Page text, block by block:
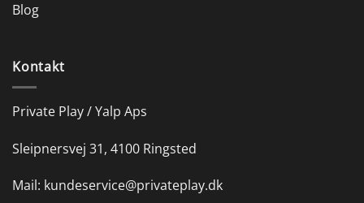
Blog
Kontakt
Private Play / Yalp Aps
Sleipnersvej 31, 4100 Ringsted
Mail: kundeservice@privateplay.dk